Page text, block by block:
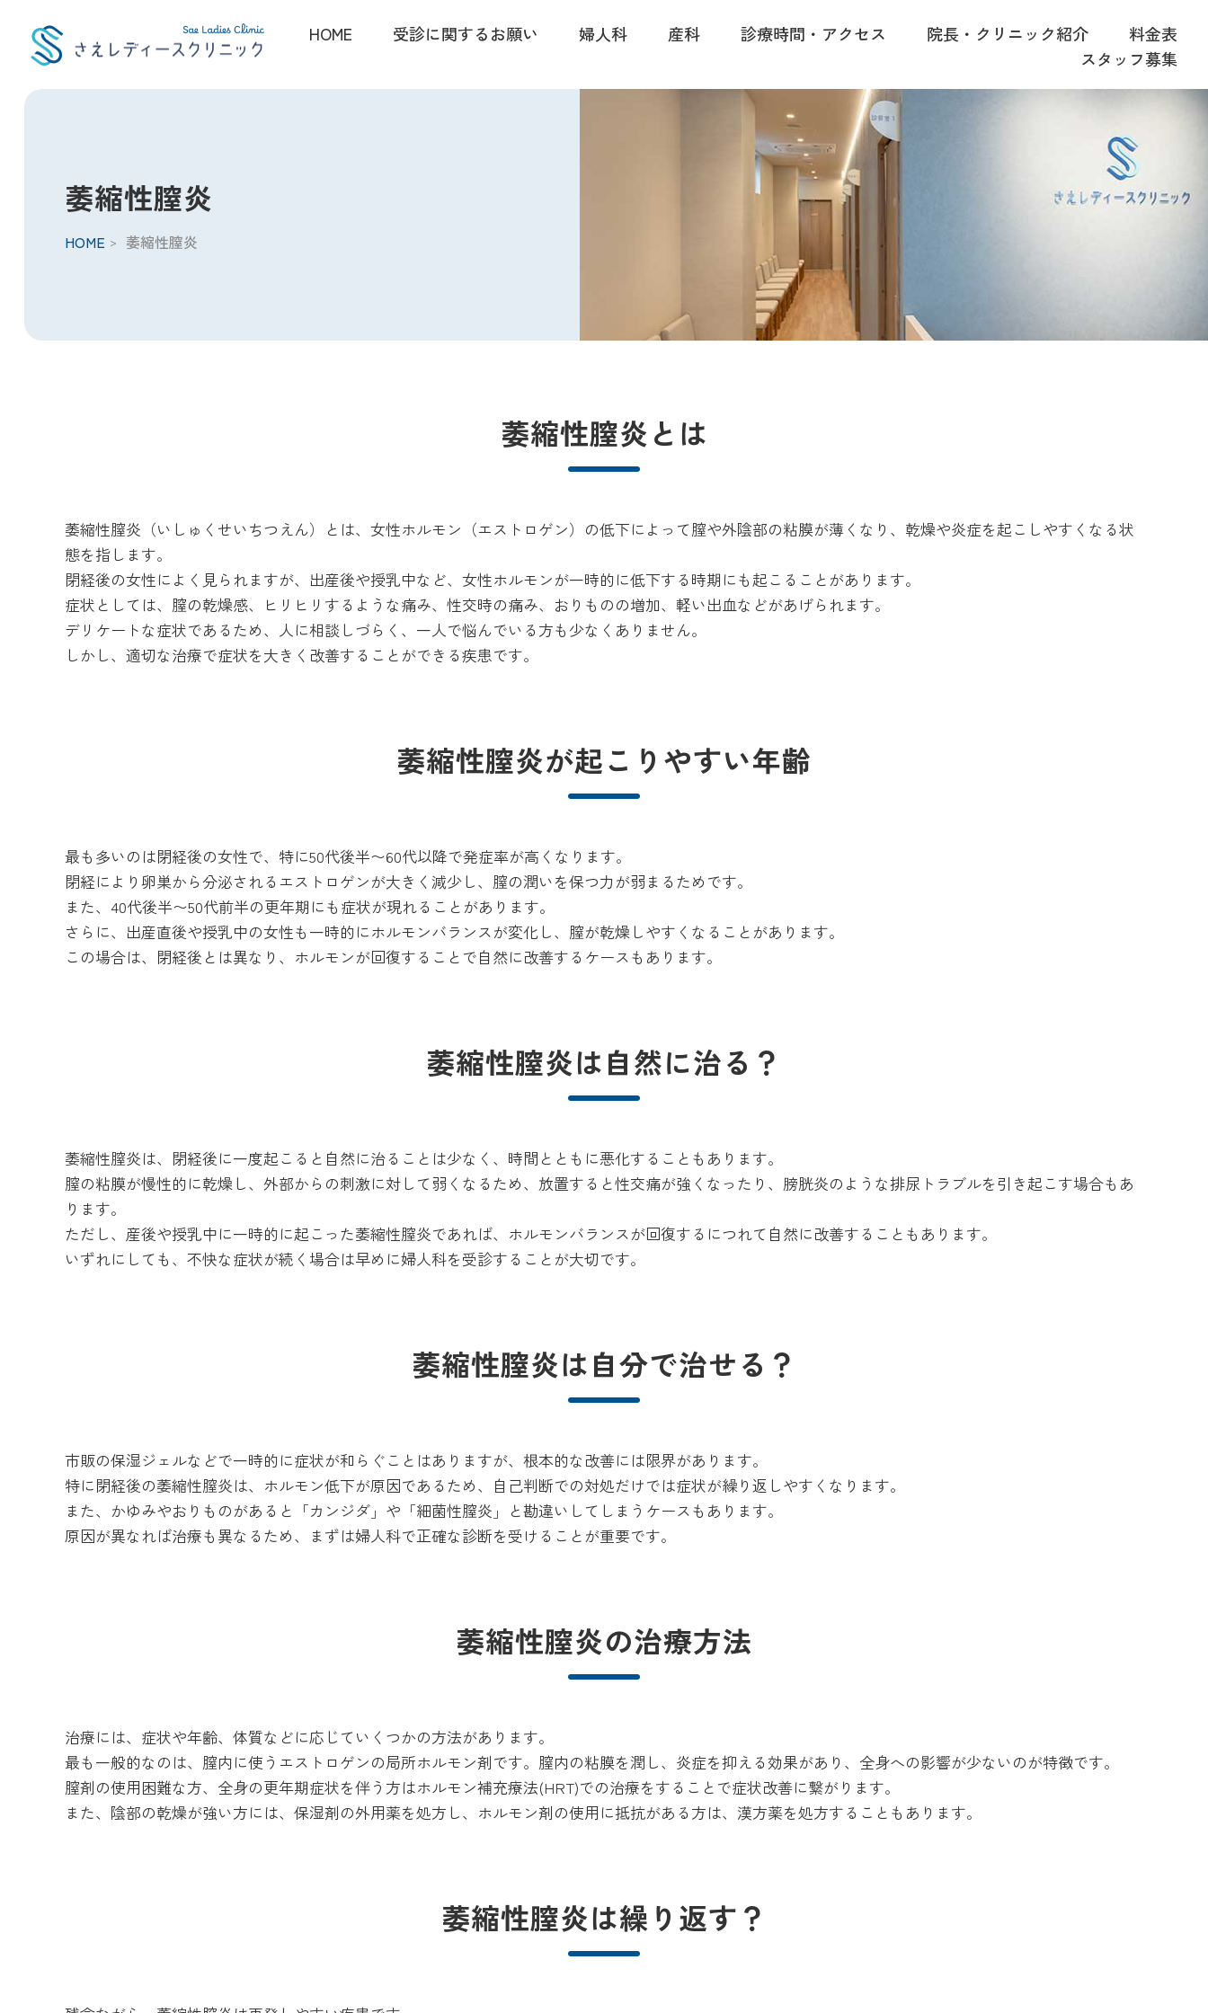
HOME 受診に関するお願い 婦人科 産科 診療時間・アクセス 院長・クリニック紹介
料金表
スタッフ募集
萎縮性膣炎
HOME 萎縮性膣炎
萎縮性膣炎とは
萎縮性膣炎（いしゅくせいちつえん）とは、女性ホルモン（エストロゲン）の低下によって膣や外陰部の粘膜が薄くなり、乾燥や炎症を起こしやすくなる状
態を指します。
閉経後の女性によく見られますが、出産後や授乳中など、女性ホルモンが一時的に低下する時期にも起こることがあります。
症状としては、膣の乾燥感、ヒリヒリするような痛み、性交時の痛み、おりものの増加、軽い出血などがあげられます。
デリケートな症状であるため、人に相談しづらく、一人で悩んでいる方も少なくありません。
しかし、適切な治療で症状を大きく改善することができる疾患です。
萎縮性膣炎が起こりやすい年齢
最も多いのは閉経後の女性で、特に50代後半〜60代以降で発症率が高くなります。
閉経により卵巣から分泌されるエストロゲンが大きく減少し、膣の潤いを保つ力が弱まるためです。
また、40代後半〜50代前半の更年期にも症状が現れることがあります。
さらに、出産直後や授乳中の女性も一時的にホルモンバランスが変化し、膣が乾燥しやすくなることがあります。
この場合は、閉経後とは異なり、ホルモンが回復することで自然に改善するケースもあります。
萎縮性膣炎は自然に治る？
萎縮性膣炎は、閉経後に一度起こると自然に治ることは少なく、時間とともに悪化することもあります。
膣の粘膜が慢性的に乾燥し、外部からの刺激に対して弱くなるため、放置すると性交痛が強くなったり、膀胱炎のような排尿トラブルを引き起こす場合もあ
ります。
ただし、産後や授乳中に一時的に起こった萎縮性膣炎であれば、ホルモンバランスが回復するにつれて自然に改善することもあります。
いずれにしても、不快な症状が続く場合は早めに婦人科を受診することが大切です。
萎縮性膣炎は自分で治せる？
市販の保湿ジェルなどで一時的に症状が和らぐことはありますが、根本的な改善には限界があります。
特に閉経後の萎縮性膣炎は、ホルモン低下が原因であるため、自己判断での対処だけでは症状が繰り返しやすくなります。
また、かゆみやおりものがあると「カンジダ」や「細菌性膣炎」と勘違いしてしまうケースもあります。
原因が異なれば治療も異なるため、まずは婦人科で正確な診断を受けることが重要です。
萎縮性膣炎の治療方法
治療には、症状や年齢、体質などに応じていくつかの方法があります。
最も一般的なのは、膣内に使うエストロゲンの局所ホルモン剤です。膣内の粘膜を潤し、炎症を抑える効果があり、全身への影響が少ないのが特徴です。
膣剤の使用困難な方、全身の更年期症状を伴う方はホルモン補充療法(HRT)での治療をすることで症状改善に繋がります。
また、陰部の乾燥が強い方には、保湿剤の外用薬を処方し、ホルモン剤の使用に抵抗がある方は、漢方薬を処方することもあります。
萎縮性膣炎は繰り返す？